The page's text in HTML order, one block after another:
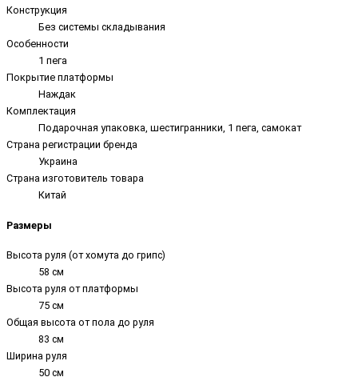
Конструкция
Без системы складывания
Особенности
1 пега
Покрытие платформы
Наждак
Комплектация
Подарочная упаковка, шестигранники, 1 пега, самокат
Страна регистрации бренда
Украина
Страна изготовитель товара
Китай
Размеры
Высота руля (от хомута до грипс)
58 см
Высота руля от платформы
75 см
Общая высота от пола до руля
83 см
Ширина руля
50 см